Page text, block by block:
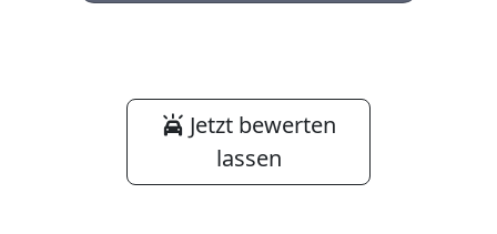
Jetzt bewerten
lassen